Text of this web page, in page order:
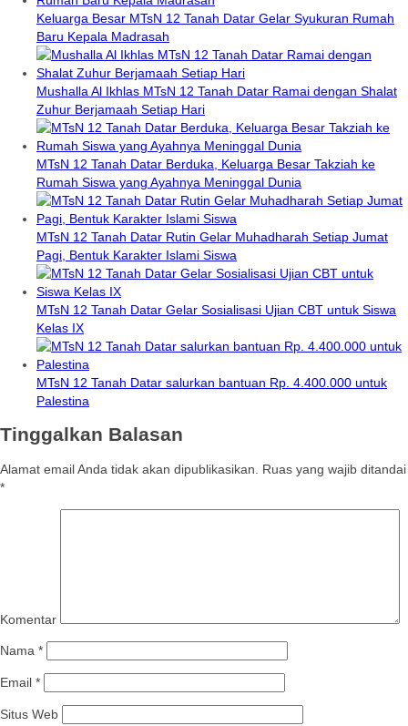
Keluarga Besar MTsN 12 Tanah Datar Gelar Syukuran Rumah
Baru Kepala Madrasah
Mushalla Al Ikhlas MTsN 12 Tanah Datar Ramai dengan Shalat
Zuhur Berjamaah Setiap Hari
MTsN 12 Tanah Datar Berduka, Keluarga Besar Takziah ke
Rumah Siswa yang Ayahnya Meninggal Dunia
MTsN 12 Tanah Datar Rutin Gelar Muhadharah Setiap Jumat
Pagi, Bentuk Karakter Islami Siswa
MTsN 12 Tanah Datar Gelar Sosialisasi Ujian CBT untuk Siswa
Kelas IX
MTsN 12 Tanah Datar salurkan bantuan Rp. 4.400.000 untuk
Palestina
Tinggalkan Balasan
Alamat email Anda tidak akan dipublikasikan. Ruas yang wajib ditandai
*
Komentar
Nama *
Email *
Situs Web